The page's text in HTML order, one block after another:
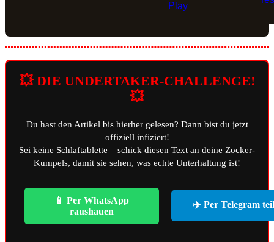
💥 DIE UNDERTAKER-CHALLENGE!
💥
Du hast den Artikel bis hierher gelesen? Dann bist du jetzt
offiziell infiziert!
Sei keine Schlaftablette – schick diesen Text an deine Zocker-
Kumpels, damit sie sehen, was echte Unterhaltung ist!
📱 Per WhatsApp
raushauen
✈️ Per Telegram